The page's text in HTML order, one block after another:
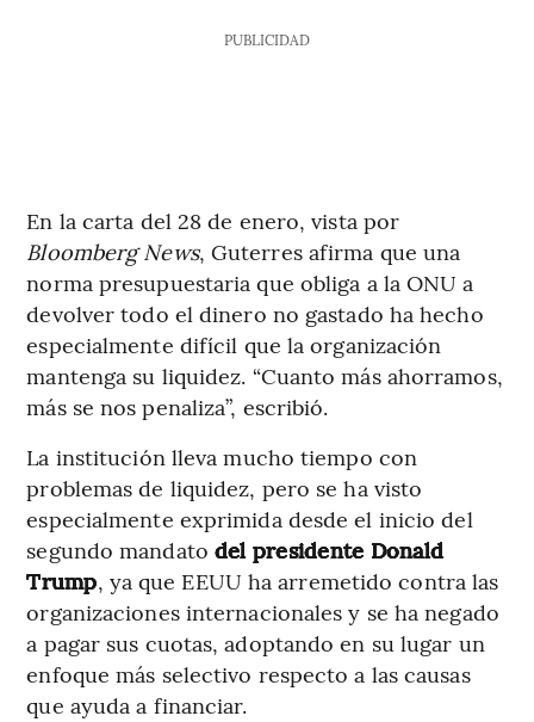
PUBLICIDAD
En la carta del 28 de enero, vista por
Bloomberg News, Guterres afirma que una
norma presupuestaria que obliga a la ONU a
devolver todo el dinero no gastado ha hecho
especialmente difícil que la organización
mantenga su liquidez. “Cuanto más ahorramos,
más se nos penaliza”, escribió.
La institución lleva mucho tiempo con
problemas de liquidez, pero se ha visto
especialmente exprimida desde el inicio del
segundo mandato del presidente Donald
Trump, ya que EEUU ha arremetido contra las
organizaciones internacionales y se ha negado
a pagar sus cuotas, adoptando en su lugar un
enfoque más selectivo respecto a las causas
que ayuda a financiar.